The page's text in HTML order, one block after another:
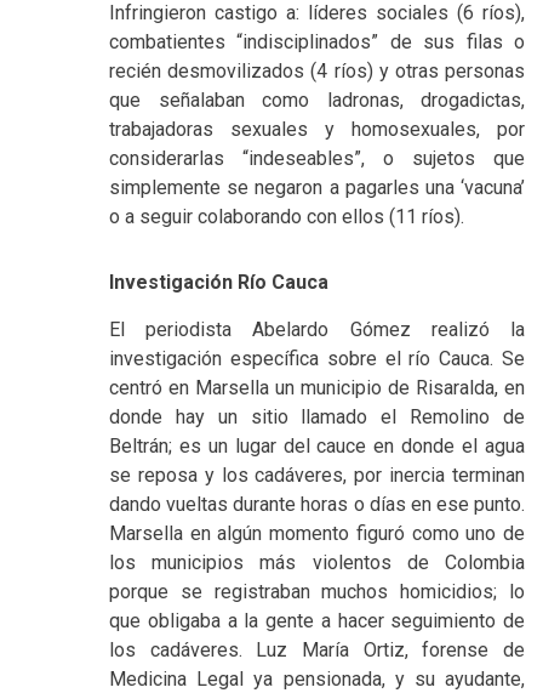
Infringieron castigo a: líderes sociales (6 ríos),
combatientes “indisciplinados” de sus filas o
recién desmovilizados (4 ríos) y otras personas
que señalaban como ladronas, drogadictas,
trabajadoras sexuales y homosexuales, por
considerarlas “indeseables”, o sujetos que
simplemente se negaron a pagarles una ‘vacuna’
o a seguir colaborando con ellos (11 ríos).
Investigación Río Cauca
El periodista Abelardo Gómez realizó la
investigación específica sobre el río Cauca. Se
centró en Marsella un municipio de Risaralda, en
donde hay un sitio llamado el Remolino de
Beltrán; es un lugar del cauce en donde el agua
se reposa y los cadáveres, por inercia terminan
dando vueltas durante horas o días en ese punto.
Marsella en algún momento figuró como uno de
los municipios más violentos de Colombia
porque se registraban muchos homicidios; lo
que obligaba a la gente a hacer seguimiento de
los cadáveres. Luz María Ortiz, forense de
Medicina Legal ya pensionada, y su ayudante,